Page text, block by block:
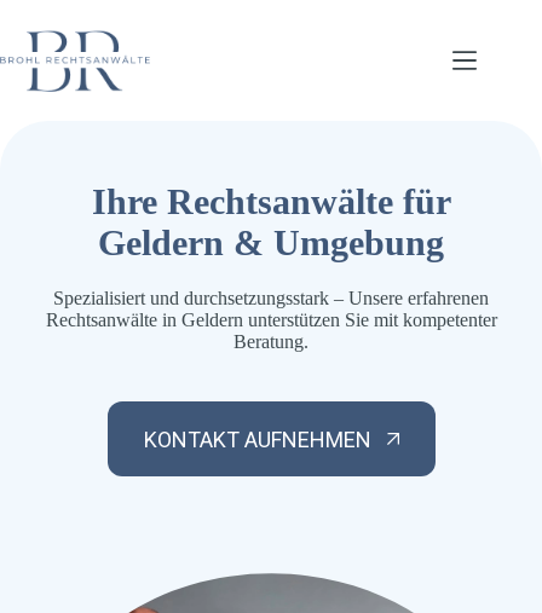
Inhalt
springen
Ihre Rechtsanwälte für
Geldern & Umgebung
Spezialisiert und durchsetzungsstark – Unsere erfahrenen
Rechtsanwälte in Geldern unterstützen Sie mit kompetenter
Beratung.
KONTAKT AUFNEHMEN